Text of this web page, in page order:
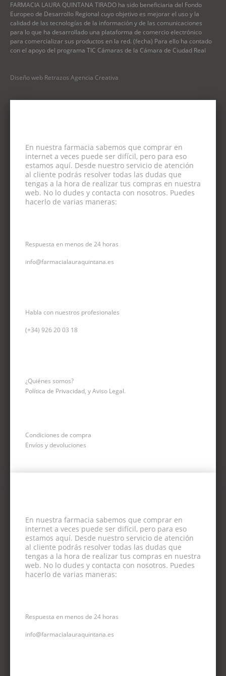
FARMACIA LAURA QUINTANA TIRADO ha sido beneficiaria del Fondo
Europeo de Desarrollo Regional cuyo objetivo es mejorar el uso y la
calidad de las tecnologías de la información y de las comunicaciones
para lo que ha desarrollado una plataforma de comercio electrónico
para comercializar sus productos en la red. (fecha) Para ello ha contado
con el apoyo del programa TIC Cámaras de la Cámara de Ciudad Real
Diseño web Retrazos Agencia Creativa
En nuestra farmacia sabemos que comprar en
internet a veces puede ser difícil, pero para eso
estamos aquí. Desde nuestro servicio de atención
al cliente podrás resolver todas las dudas que
tengas a la hora de realizar tus compras en nuestra
web. No lo dudes y contacta con nosotros. Puedes
hacerlo de varias maneras:
Respuesta en menos de 24 horas
info@farmacialauraquintana.es
Habla con nuestros profesionales
(+34) 926 20 03 18
¿Quiénes somos?
Política de Privacidad, y Aviso Legal.
Condiciones de compra
Envíos y devoluciones
En nuestra farmacia sabemos que comprar en
internet a veces puede ser difícil, pero para eso
estamos aquí. Desde nuestro servicio de atención
al cliente podrás resolver todas las dudas que
tengas a la hora de realizar tus compras en nuestra
web. No lo dudes y contacta con nosotros. Puedes
hacerlo de varias maneras:
Respuesta en menos de 24 horas
info@farmacialauraquintana.es